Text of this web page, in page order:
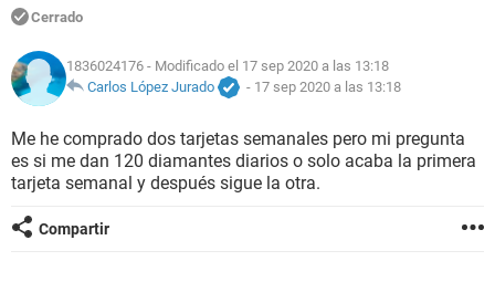
Cerrado
1836024176 - Modificado el 17 sep 2020 a las 13:18
Carlos López Jurado
- 17 sep 2020 a las 13:18
Me he comprado dos tarjetas semanales pero mi pregunta
es si me dan 120 diamantes diarios o solo acaba la primera
tarjeta semanal y después sigue la otra.
Compartir